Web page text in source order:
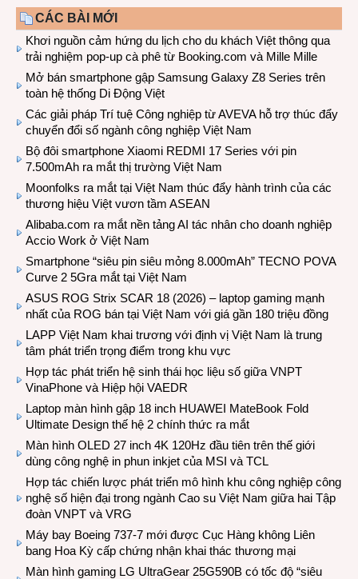
CÁC BÀI MỚI
Khơi nguồn cảm hứng du lịch cho du khách Việt thông qua
trải nghiệm pop-up cà phê từ Booking.com và Mille Mille
Mở bán smartphone gập Samsung Galaxy Z8 Series trên
toàn hệ thống Di Động Việt
Các giải pháp Trí tuệ Công nghiệp từ AVEVA hỗ trợ thúc đẩy
chuyển đổi số ngành công nghiệp Việt Nam
Bộ đôi smartphone Xiaomi REDMI 17 Series với pin
7.500mAh ra mắt thị trường Việt Nam
Moonfolks ra mắt tại Việt Nam thúc đẩy hành trình của các
thương hiệu Việt vươn tầm ASEAN
Alibaba.com ra mắt nền tảng AI tác nhân cho doanh nghiệp
Accio Work ở Việt Nam
Smartphone “siêu pin siêu mỏng 8.000mAh” TECNO POVA
Curve 2 5Gra mắt tại Việt Nam
ASUS ROG Strix SCAR 18 (2026) – laptop gaming mạnh
nhất của ROG bán tại Việt Nam với giá gần 180 triệu đồng
LAPP Việt Nam khai trương với định vị Việt Nam là trung
tâm phát triển trọng điểm trong khu vực
Hợp tác phát triển hệ sinh thái học liệu số giữa VNPT
VinaPhone và Hiệp hội VAEDR
Laptop màn hình gập 18 inch HUAWEI MateBook Fold
Ultimate Design thế hệ 2 chính thức ra mắt
Màn hình OLED 27 inch 4K 120Hz đầu tiên trên thế giới
dùng công nghệ in phun inkjet của MSI và TCL
Hợp tác chiến lược phát triển mô hình khu công nghiệp công
nghệ số hiện đại trong ngành Cao su Việt Nam giữa hai Tập
đoàn VNPT và VRG
Máy bay Boeing 737-7 mới được Cục Hàng không Liên
bang Hoa Kỳ cấp chứng nhận khai thác thương mại
Màn hình gaming LG UltraGear 25G590B có tốc độ “siêu